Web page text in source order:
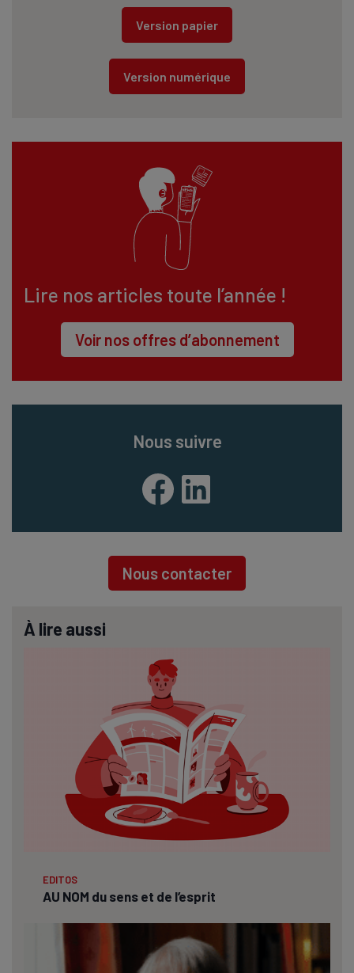
Version papier
Version numérique
Lire nos articles toute l’année !
Voir nos offres d’abonnement
Nous suivre
Facebook LinkedIn
Nous contacter
À lire aussi
EDITOS
AU NOM du sens et de l’esprit